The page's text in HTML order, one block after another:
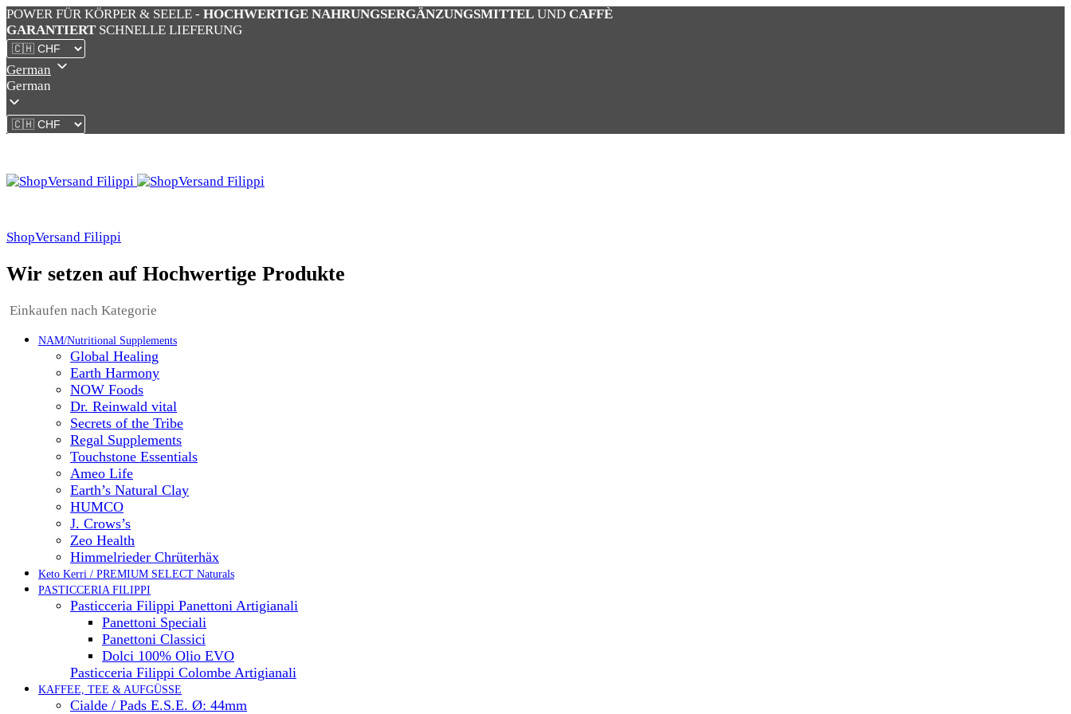
POWER FÜR KÖRPER & SEELE - HOCHWERTIGE NAHRUNGSERGÄNZUNGSMITTEL UND CAFFÈ
GARANTIERT SCHNELLE LIEFERUNG
German
German
ShopVersand Filippi
Wir setzen auf Hochwertige Produkte
Einkaufen nach Kategorie
NAM/Nutritional Supplements
Global Healing
Earth Harmony
NOW Foods
Dr. Reinwald vital
Secrets of the Tribe
Regal Supplements
Touchstone Essentials
Ameo Life
Earth’s Natural Clay
HUMCO
J. Crows’s
Zeo Health
Himmelrieder Chrüterhäx
Keto Kerri / PREMIUM SELECT Naturals
PASTICCERIA FILIPPI
Pasticceria Filippi Panettoni Artigianali
Panettoni Speciali
Panettoni Classici
Dolci 100% Olio EVO
Pasticceria Filippi Colombe Artigianali
KAFFEE, TEE & AUFGÜSSE
Cialde / Pads E.S.E. Ø: 44mm